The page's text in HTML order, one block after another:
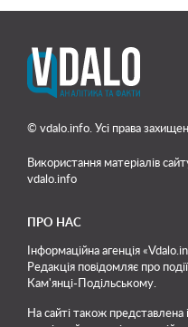
© vdalo.info. Усі права
Використання матеріалів
vdalo.info
ПРО НАС
Інформаційна агенція
Редакція повідомляє про
Кам'янці-Подільському.
На сайті також представлена